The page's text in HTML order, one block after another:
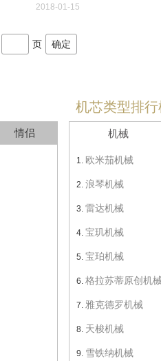
2018-01-15
页 确定
情侣
机芯类型排行
机械
欧米茄机械
浪琴机械
雷达机械
宝玑机械
宝珀机械
格拉苏蒂原创机械
雅克德罗机械
天梭机械
雪铁纳机械